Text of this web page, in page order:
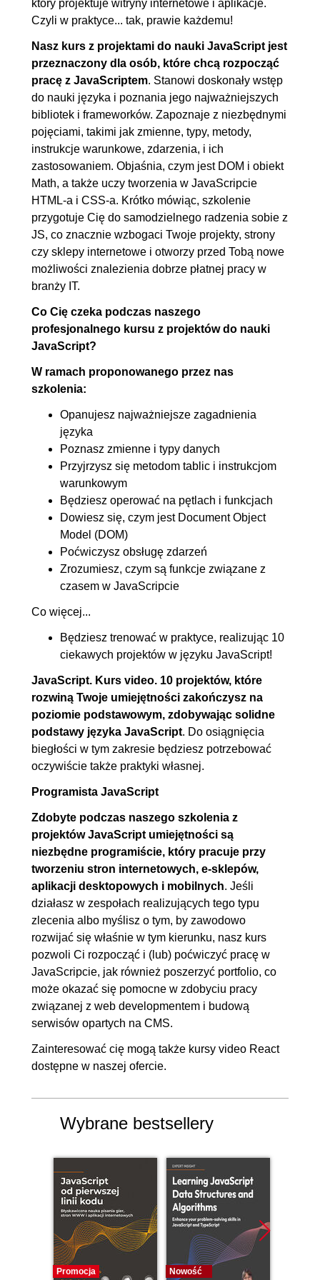
3.4. Instrukcje warunkowe - if
3.5. Instrukcje warunkowe -
operator trójargumentowy,
switch
00:06:05
4. Pętle i funkcje 00:30:19
4.1. Pętla for
4.2. Pętle z warunkami
00:05:44
4.3. Pętla forEach i map
00:07:20
4.4. Budowa funkcji, wyrażenie
funkcyjne, parametry
00:05:45
4.5. Funkcja strzałkowa i return
w funkcji
5. Document Object Model (DOM) i
zdarzenia
pobieranie elementów DOM
elemenami DOM
5.3. Tworzenie elementów
DOM
5.4. Eventy, addEventListener
5.5. Obługa zdarzeń,
wykorzystanie flagi
00:07:13
5.6. Nasłuchiwanie na
zdarzenie na wielu elementach
6.2. Dźwiękowy alfabet cz. 2
00:05:17
6.4. Dźwiękowy alfabet cz. 4
6.5. Responsywna galeria
obrazów cz. 1
00:05:26
6.6. Responsywna galeria
00:06:00
6.7. Responsywna galeria
obrazów cz. 3
6.8. Responsywna galeria
obrazów cz. 4
6.9. Responsywna galeria
obrazów cz. 5
00:04:07
6.10. Animacja podczas
przewijania strony cz. 1
00:05:45
6.11. Animacja podczas
przewijania strony cz. 2
00:05:30
6.12. JavaScript i zmienne CSS
00:05:31
6.13. JavaScript i zmienne CSS
00:05:40
6.14. JavaScript i zmienne CSS
00:05:31
6.16. Obiekt Math i
LocalStorage na przykładzie
aplikacji losującej cz. 1
00:05:44
6.17. Obiekt Math i
LocalStorage na przykładzie
00:05:22
który projektuje witryny internetowe i aplikacje.
Czyli w praktyce... tak, prawie każdemu!
Nasz kurs z projektami do nauki JavaScript jest
przeznaczony dla osób, które chcą rozpocząć
pracę z JavaScriptem. Stanowi doskonały wstęp
do nauki języka i poznania jego najważniejszych
bibliotek i frameworków. Zapoznaje z niezbędnymi
pojęciami, takimi jak zmienne, typy, metody,
instrukcje warunkowe, zdarzenia, i ich
zastosowaniem. Objaśnia, czym jest DOM i obiekt
Math, a także uczy tworzenia w JavaScripcie
HTML-a i CSS-a. Krótko mówiąc, szkolenie
przygotuje Cię do samodzielnego radzenia sobie z
JS, co znacznie wzbogaci Twoje projekty, strony
czy sklepy internetowe i otworzy przed Tobą nowe
możliwości znalezienia dobrze płatnej pracy w
branży IT.
Co Cię czeka podczas naszego
profesjonalnego kursu z projektów do nauki
JavaScript?
W ramach proponowanego przez nas
szkolenia:
Opanujesz najważniejsze zagadnienia
języka
Poznasz zmienne i typy danych
Przyjrzysz się metodom tablic i instrukcjom
warunkowym
Będziesz operować na pętlach i funkcjach
Dowiesz się, czym jest Document Object
Model (DOM)
Poćwiczysz obsługę zdarzeń
Zrozumiesz, czym są funkcje związane z
czasem w JavaScripcie
Co więcej...
Będziesz trenować w praktyce, realizując 10
ciekawych projektów w języku JavaScript!
JavaScript. Kurs video. 10 projektów, które
rozwiną Twoje umiejętności zakończysz na
poziomie podstawowym, zdobywając solidne
podstawy języka JavaScript. Do osiągnięcia
biegłości w tym zakresie będziesz potrzebować
oczywiście także praktyki własnej.
Programista JavaScript
Zdobyte podczas naszego szkolenia z
projektów JavaScript umiejętności są
niezbędne programiście, który pracuje przy
tworzeniu stron internetowych, e-sklepów,
aplikacji desktopowych i mobilnych. Jeśli
działasz w zespołach realizujących tego typu
zlecenia albo myślisz o tym, by zawodowo
rozwijać się właśnie w tym kierunku, nasz kurs
pozwoli Ci rozpocząć i (lub) poćwiczyć pracę w
JavaScripcie, jak również poszerzyć portfolio, co
może okazać się pomocne w zdobyciu pracy
związanej z web developmentem i budową
serwisów opartych na CMS.
Zainteresować cię mogą także kursy video React
dostępne w naszej ofercie.
Wybrane bestsellery
Promocja
Nowość